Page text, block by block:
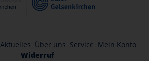
Aktuelles Über uns Service Mein Konto
Widerruf